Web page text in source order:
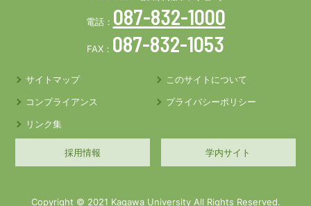
電話： 087-832-1000
FAX： 087-832-1053
サイトマップ
このサイトについて
コンプライアンス
プライバシーポリシー
リンク集
採用情報 学内サイト
Copyright © 2021 Kagawa University All Rights Reserved.